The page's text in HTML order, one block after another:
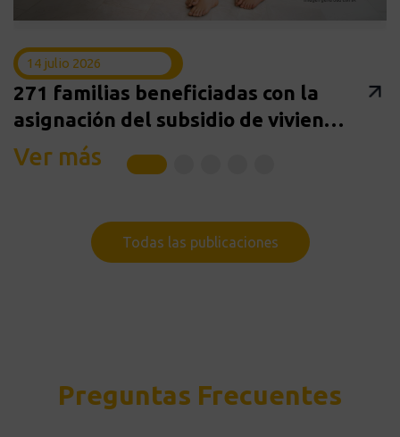
14 julio 2026
271 familias beneficiadas con la
asignación del subsidio de vivienda
Confa
Ver más
Todas las publicaciones
Preguntas Frecuentes